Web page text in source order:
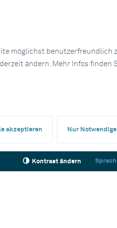
möglichst
ändern. Mehr Infos finden
akzeptieren Nur
Kontrast ändern